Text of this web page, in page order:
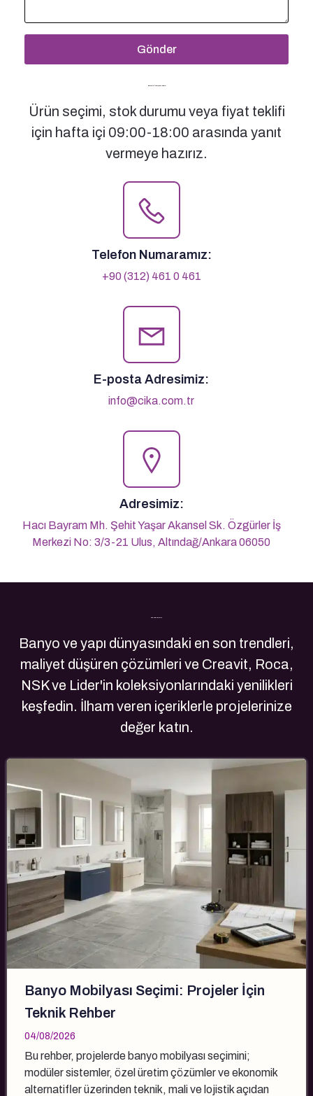
Gönder
Bizimle İletişime Geçin
Ürün seçimi, stok durumu veya fiyat teklifi
için hafta içi 09:00-18:00 arasında yanıt
vermeye hazırız.
Telefon Numaramız:
+90 (312) 461 0 461
E-posta Adresimiz:
info@cika.com.tr
Adresimiz:
Hacı Bayram Mh. Şehit Yaşar Akansel Sk. Özgürler İş
Merkezi No: 3/3-21 Ulus, Altındağ/Ankara 06050
Son Yazılarımız
Banyo ve yapı dünyasındaki en son trendleri,
maliyet düşüren çözümleri ve Creavit, Roca,
NSK ve Lider'in koleksiyonlarındaki yenilikleri
keşfedin. İlham veren içeriklerle projelerinize
değer katın.
Banyo Mobilyası Seçimi: Projeler İçin
Teknik Rehber
04/08/2026
Bu rehber, projelerde banyo mobilyası seçimini;
modüler sistemler, özel üretim çözümler ve ekonomik
alternatifler üzerinden teknik, mali ve lojistik açıdan